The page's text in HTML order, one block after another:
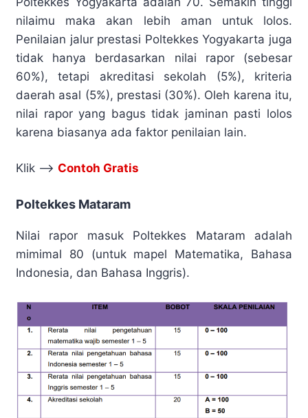
nilaimu maka akan lebih aman untuk lolos.
Penilaian jalur prestasi Poltekkes Yogyakarta juga
tidak hanya berdasarkan nilai rapor (sebesar
60%), tetapi akreditasi sekolah (5%), kriteria
daerah asal (5%), prestasi (30%). Oleh karena itu,
nilai rapor yang bagus tidak jaminan pasti lolos
karena biasanya ada faktor penilaian lain.
Klik –> Contoh Gratis
Poltekkes Mataram
Nilai rapor masuk Poltekkes Mataram adalah
mimimal 80 (untuk mapel Matematika, Bahasa
Indonesia, dan Bahasa Inggris).